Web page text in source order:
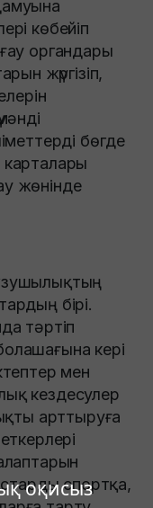
оқисыз
көбейіп
органдары
жүргізіп,
бөгде
жөнінде
бірі.
тәртіп
кері
мен
кездесулер
арттыруға
спортқа,